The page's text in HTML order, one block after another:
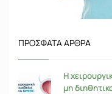
ΠΡΌΣΦΑΤΑ ΆΡΘΡΑ
Η
μη